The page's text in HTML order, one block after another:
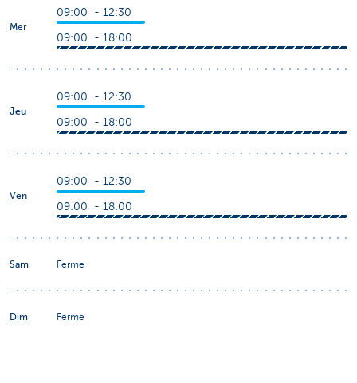
Mer
09:00 - 12:30
09:00 - 18:00
Jeu
09:00 - 12:30
09:00 - 18:00
Ven
09:00 - 12:30
09:00 - 18:00
Sam Ferme
Dim Ferme